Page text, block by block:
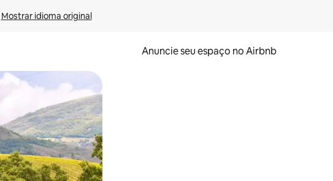
Mostrar idioma original
Anuncie seu espaço no Airbnb